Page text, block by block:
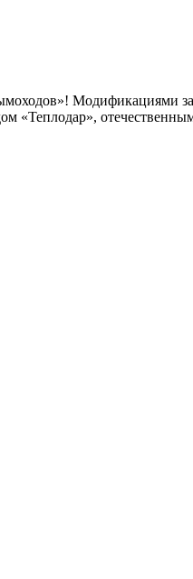
Модификациями
«Теплодар»,